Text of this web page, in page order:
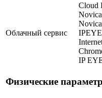
Облачный сервис
Cloud
IP
Физические